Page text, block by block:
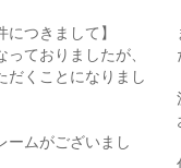
つきまして】
ておりましたが、
だくことになりまし
ームがございまし